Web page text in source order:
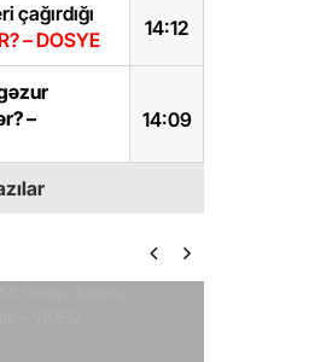
14:12
– DOSYE
14:09
–
bağlı